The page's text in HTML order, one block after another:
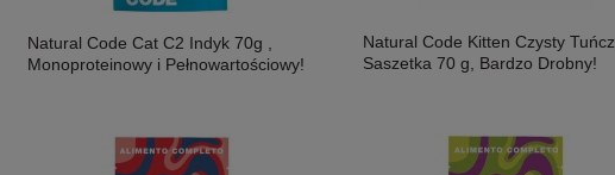
Natural Code Cat C2 Indyk 70g ,
Monoproteinowy i Pełnowartościowy!
Natural Code Kitten Czysty
Saszetka 70 g, Bardzo Drobny!